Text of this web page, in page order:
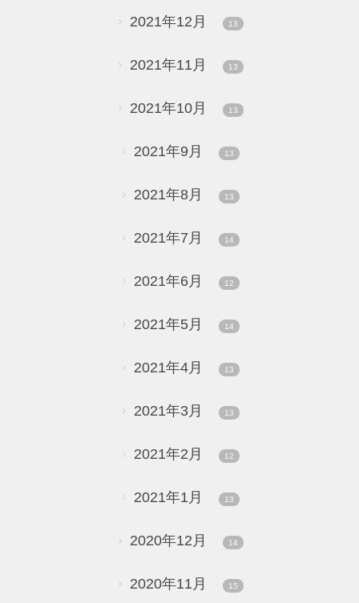
2021年12月 13
2021年11月 13
2021年10月 13
2021年9月 13
2021年8月 13
2021年7月 14
2021年6月 12
2021年5月 14
2021年4月 13
2021年3月 13
2021年2月 12
2021年1月 13
2020年12月 14
2020年11月 15